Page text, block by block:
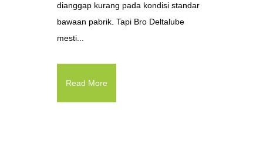
dianggap kurang pada kondisi standar
bawaan pabrik. Tapi Bro Deltalube
mesti...
Read More